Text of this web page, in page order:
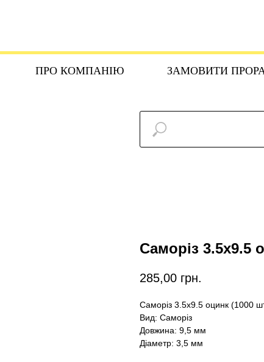
ПРО КОМПАНІЮ ЗАМОВИТИ
Саморіз 3.5х9.5
285,00 грн.
Саморіз 3.5х9.5 оцинк (1000
Вид: Саморіз
Довжина: 9,5 мм
Діаметр: 3,5 мм